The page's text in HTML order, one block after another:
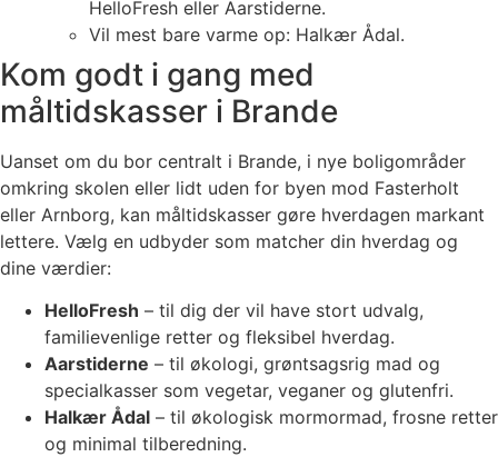
HelloFresh eller Aarstiderne.
Vil mest bare varme op: Halkær Ådal.
Kom godt i gang med
måltidskasser i Brande
Uanset om du bor centralt i Brande, i nye boligområder
omkring skolen eller lidt uden for byen mod Fasterholt
eller Arnborg, kan måltidskasser gøre hverdagen markant
lettere. Vælg en udbyder som matcher din hverdag og
dine værdier:
HelloFresh – til dig der vil have stort udvalg,
familievenlige retter og fleksibel hverdag.
Aarstiderne – til økologi, grøntsagsrig mad og
specialkasser som vegetar, veganer og glutenfri.
Halkær Ådal – til økologisk mormormad, frosne retter
og minimal tilberedning.